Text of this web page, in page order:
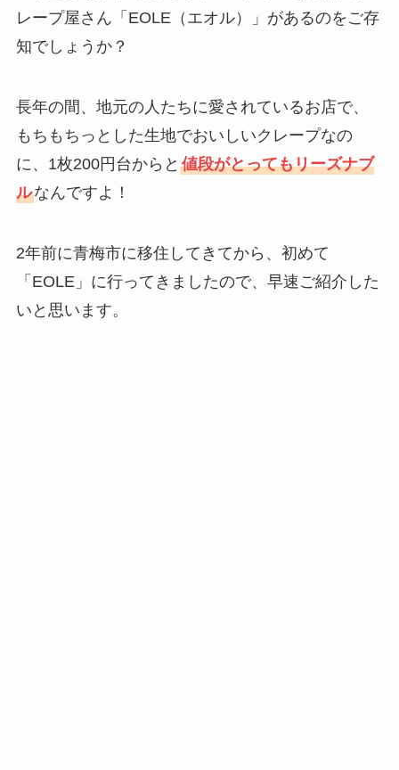
レープ屋さん「EOLE（エオル）」があるのをご存
知でしょうか？
長年の間、地元の人たちに愛されているお店で、
もちもちっとした生地でおいしいクレープなの
に、1枚200円台からと 値段がとってもリーズナブ
ルなんですよ！
2年前に青梅市に移住してきてから、初めて
「EOLE」に行ってきましたので、早速ご紹介した
いと思います。